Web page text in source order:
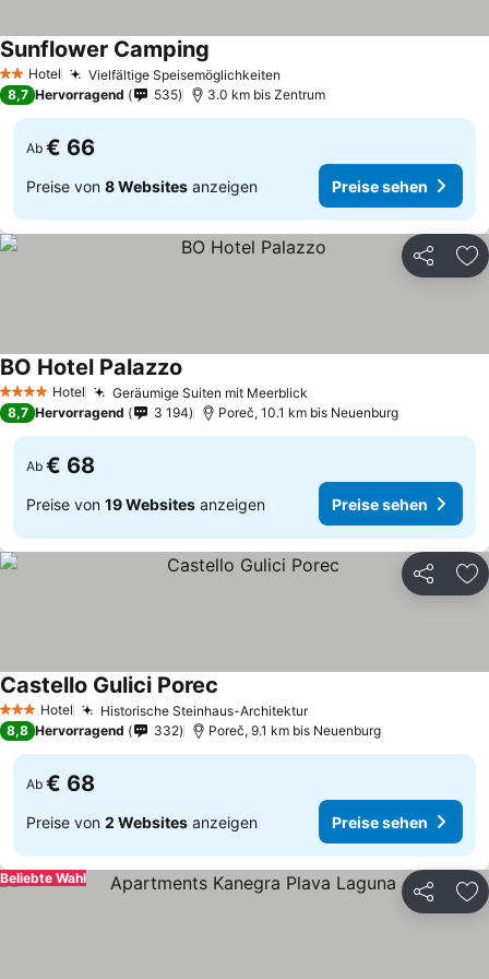
2 Sterne
Hotel Vielfältige Speisemöglichkeiten
Sunflower Camping
8,7 Hervorragend 535 3.0 km bis Zentrum
Ab € 66
Preise von 8 Websites anzeigen Preise sehen
Teilen
4 Sterne Hotel Geräumige Suiten mit Meerblick
BO Hotel Palazzo
8,7 Hervorragend 3 194 Poreč, 10.1 km bis Neuenburg
Ab € 68
Preise von 19 Websites anzeigen Preise sehen
Teilen
3 SterneHotel Historische Steinhaus-Architektur
Castello Gulici Porec
8,8 Hervorragend 332 Poreč, 9.1 km bis Neuenburg
Ab € 68
Preise von 2 Websites anzeigen Preise sehen
Teilen
Beliebte Wahl